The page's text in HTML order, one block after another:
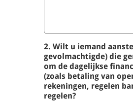
2. Wilt u iemand
gevolmachtigde) die
om de dagelijkse
(zoals betaling van
rekeningen, regelen
regelen?